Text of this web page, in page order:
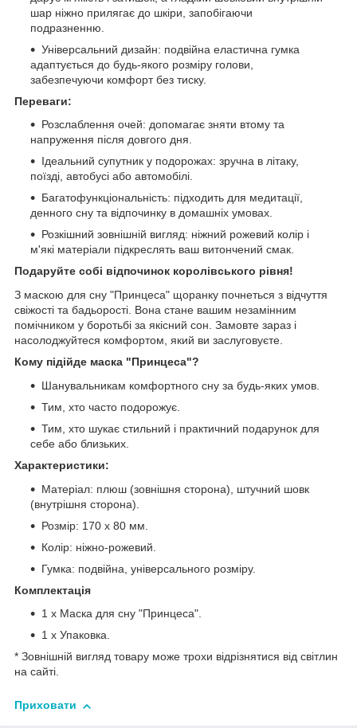
шар ніжно прилягає до шкіри, запобігаючи
подразненню.
Універсальний дизайн: подвійна еластична гумка
адаптується до будь-якого розміру голови,
забезпечуючи комфорт без тиску.
Переваги:
Розслаблення очей: допомагає зняти втому та
напруження після довгого дня.
Ідеальний супутник у подорожах: зручна в літаку,
поїзді, автобусі або автомобілі.
Багатофункціональність: підходить для медитації,
денного сну та відпочинку в домашніх умовах.
Розкішний зовнішній вигляд: ніжний рожевий колір і
м'які матеріали підкреслять ваш витончений смак.
Подаруйте собі відпочинок королівського рівня!
З маскою для сну "Принцеса" щоранку почнеться з відчуття
свіжості та бадьорості. Вона стане вашим незамінним
помічником у боротьбі за якісний сон. Замовте зараз і
насолоджуйтеся комфортом, який ви заслуговуєте.
Кому підійде маска "Принцеса"?
Шанувальникам комфортного сну за будь-яких умов.
Тим, хто часто подорожує.
Тим, хто шукає стильний і практичний подарунок для
себе або близьких.
Характеристики:
Матеріал: плюш (зовнішня сторона), штучний шовк
(внутрішня сторона).
Розмір: 170 х 80 мм.
Колір: ніжно-рожевий.
Гумка: подвійна, універсального розміру.
Комплектація
1 х Маска для сну "Принцеса".
1 х Упаковка.
* Зовнішній вигляд товару може трохи відрізнятися від світлин
на сайті.
Приховати